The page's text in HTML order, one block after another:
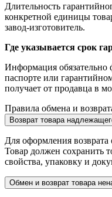
Длительность
конкретной единицы
завод-изготовитель.
Где указывается срок
Информация обязательно
паспорте или
получает от продавца в
Правила обмена и
Возврат товара
Для оформления
Товар должен сохранить
свойства, упаковку и
Обмен и возврат товара